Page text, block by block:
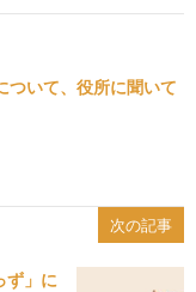
ついて、役所に聞いて
次の記事
ず」に